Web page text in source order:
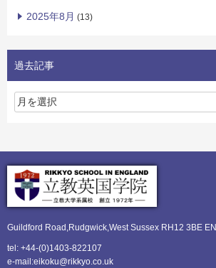
2025年8月 (13)
過去記事
Guildford Road,Rudgwick,West Sussex RH12 3BE
tel: +44-(0)1403-822107
e-mail:eikoku@rikkyo.co.uk